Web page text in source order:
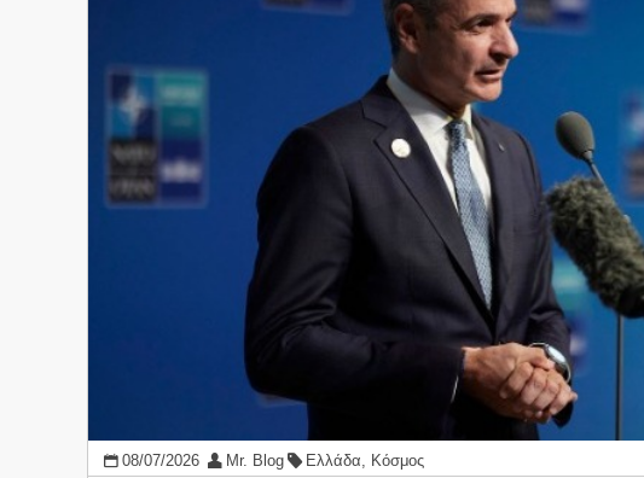
08/07/2026 Mr. Blog Ελλάδα Κόσμος